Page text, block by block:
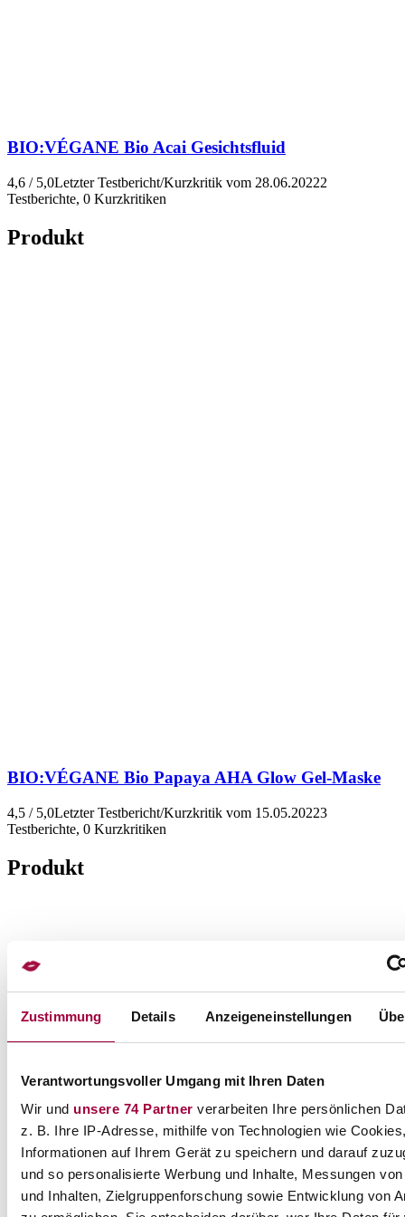
Zustimmung Details Anzeigeneinstellungen
Verantwortungsvoller Umgang mit Ihren Daten
Wir und unsere 74 Partner verarbeiten Ihre persönlichen
z. B. Ihre IP-Adresse, mithilfe von Technologien wie
Informationen auf Ihrem Gerät zu speichern und darauf
und so personalisierte Werbung und Inhalte, Messungen
und Inhalten, Zielgruppenforschung sowie Entwicklung von
BIO:VÉGANE Bio Acai Gesichtsfluid
4,6 / 5,0Letzter Testbericht/Kurzkritik vom 28.06.20222
Testberichte, 0 Kurzkritiken
Produkt
BIO:VÉGANE Bio Papaya AHA Glow Gel-Maske
4,5 / 5,0Letzter Testbericht/Kurzkritik vom 15.05.20223
Testberichte, 0 Kurzkritiken
Produkt